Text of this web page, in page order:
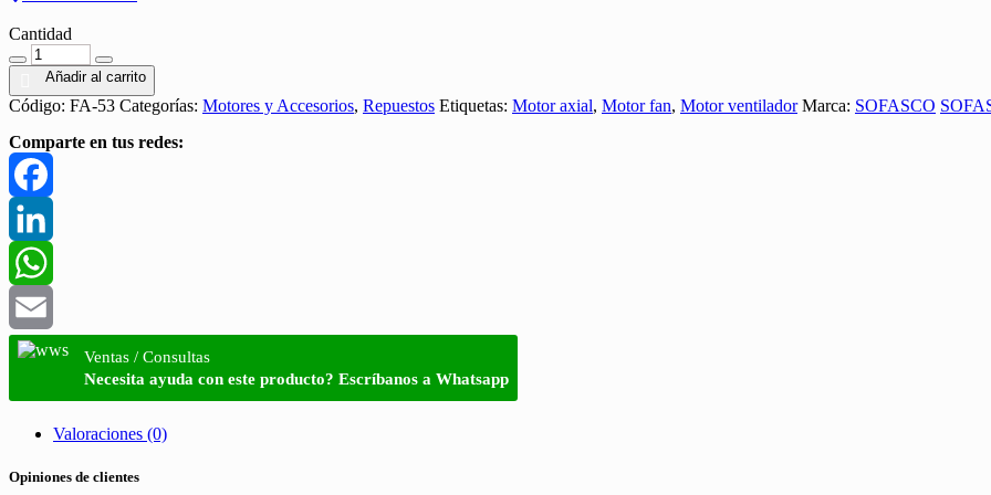
Cantidad
Añadir al carrito
Código: FA-53 Categorías: Motores y Accesorios, Repuestos Etiquetas: Motor axial, Motor fan, Motor ventilador Marca: SOFASCO
Comparte en tus redes:
Facebook
LinkedIn
WhatsApp
Email
Ventas / Consultas
Necesita ayuda con este producto? Escríbanos a Whatsapp
Valoraciones (0)
Opiniones de clientes